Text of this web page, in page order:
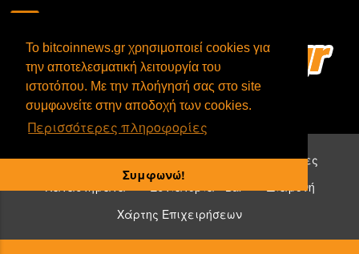
To bitcoinnews.gr χρησιμοποιεί cookies για
την αποτελεσματική λειτουργία του
ιστοτόπου. Με την πλοήγησή σας στο site
συμφωνείτε στην αποδοχή των cookies.
Περισσότερες πληροφορίες
Συμφωνώ!
Επιχειρήσεις που δέχονται bitcoin:
Υπηρεσίες
Καταστήματα
Εστιατόρια - Bar
Διαμονή
Χάρτης Επιχειρήσεων